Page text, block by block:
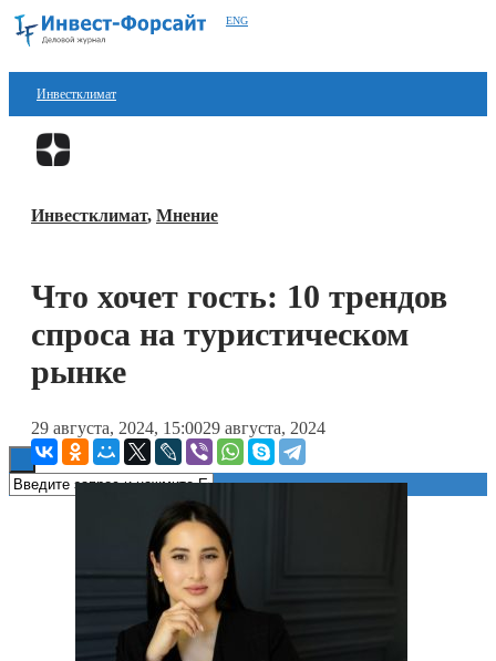
ENG
Инвестклимат
Финансы
Блокчейн
Инвестклимат, Мнение
Что хочет гость: 10 трендов
спроса на туристическом
рынке
29 августа, 2024, 15:0029 августа, 2024